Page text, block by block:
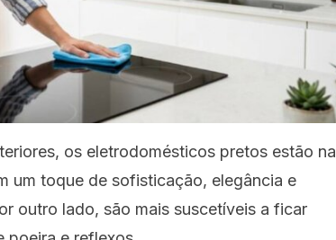
os eletrodomésticos pretos estão na
um toque de sofisticação, elegância e
outro lado, são mais suscetíveis a ficar